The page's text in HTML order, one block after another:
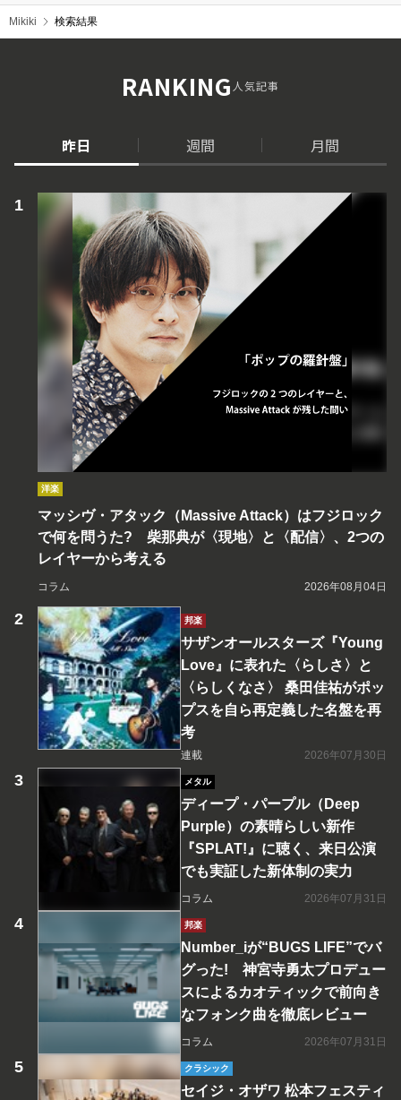
Mikiki 検索結果
RANKING人気記事
昨日 週間 月間
洋楽
マッシヴ・アタック（Massive Attack）はフジロック
で何を問うた? 柴那典が〈現地〉と〈配信〉、2つの
レイヤーから考える
コラム 2026年08月04日
邦楽
サザンオールスターズ『Young
Love』に表れた〈らしさ〉と
〈らしくなさ〉 桑田佳祐がポッ
プスを自ら再定義した名盤を再
考
連載 2026年07月30日
メタル
ディープ・パープル（Deep
Purple）の素晴らしい新作
『SPLAT!』に聴く、来日公演
でも実証した新体制の実力
コラム 2026年07月31日
邦楽
Number_iが“BUGS LIFE”でバ
グった! 神宮寺勇太プロデュー
スによるカオティックで前向き
なフォンク曲を徹底レビュー
コラム 2026年07月31日
クラシック
セイジ・オザワ 松本フェスティ